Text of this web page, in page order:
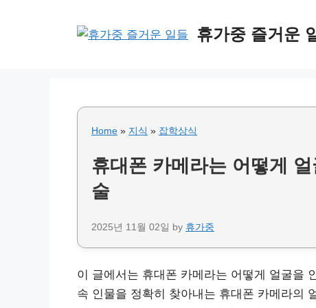
휴가중 즐거운
Home » 지식 » 잡학상식
휴대폰 카메라는 어떻게
술
2025년 11월 02일 by 휴가중
이 글에서는 휴대폰 카메라는 어떻게 얼굴을
속 인물을 정확히 찾아내는 휴대폰 카메라의